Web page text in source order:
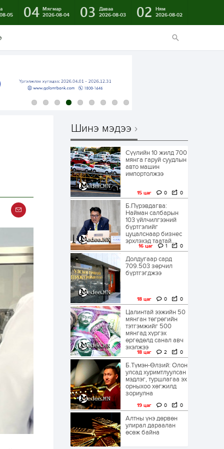
05
04 Мягмар
2026-08-04
03
Даваа
2026-08-03
02
Ням
2026-08-02
Шинэ мэдээ
Сүүлийн 10 жилд 700
мянга гаруй суудлын
авто машин
импортолжээ
15 цаг 0 0
Б.Пүрэвдагва:
Найман салбарын
103 үйлчилгээний
бүртгэлийг
цуцалснаар бизнес
эрхлэхэд таатай...
16 цаг 1 0
Долдугаар сард
709.503 зөрчил
бүртгэгджээ
18 цаг 0 0
Цалинтай ээжийн 50
мянган төгрөгийн
тэтгэмжийг 500
мянгад хүргэх
өргөдөлд санал авч
эхэлжээ
18 цаг 2 0
Б.Түмэн-Өлзий: Олон
улсад хуримтлуулсан
мэдлэг, туршлагаа эх
орныхоо хөгжилд
зориулна
19 цаг 0 0
Алтны үнэ дөрвөн
улирал дараалан
өсөж байна